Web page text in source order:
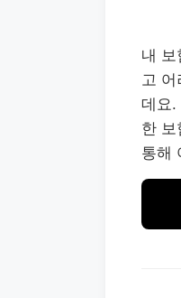
내 보
고 어
데요.
한 보
통해